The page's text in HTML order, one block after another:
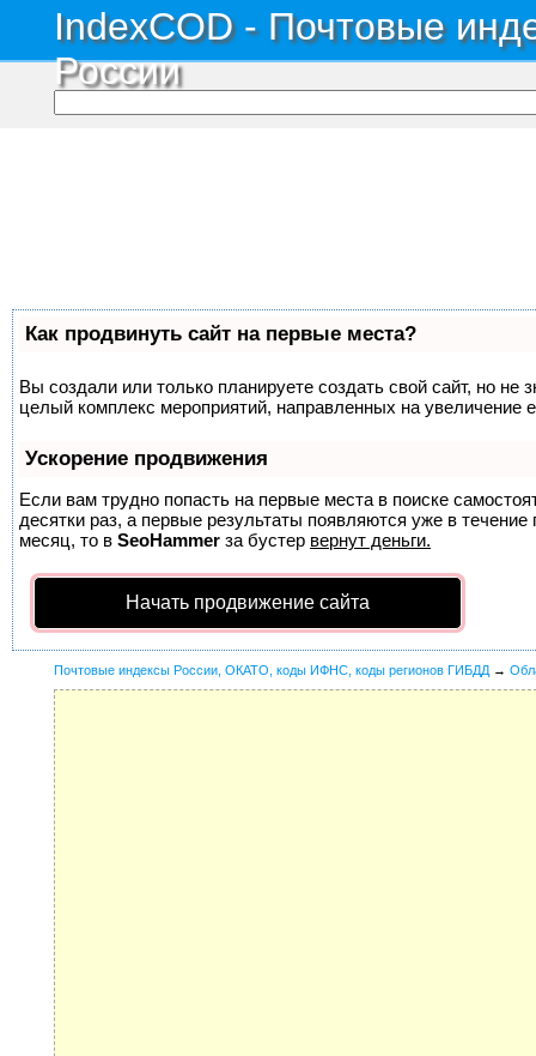
IndexCOD - Почтовые
России
Как продвинуть сайт на первые места?
Вы создали или только планируете создать свой сайт, но не
целый комплекс мероприятий, направленных на увеличение
Ускорение продвижения
Если вам трудно попасть на первые места в поиске
десятки раз, а первые результаты появляются уже в
месяц, то в SeoHammer за бустер вернут деньги.
Начать продвижение сайта
Почтовые индексы России, ОКАТО, коды ИФНС, коды регионов ГИБДД →